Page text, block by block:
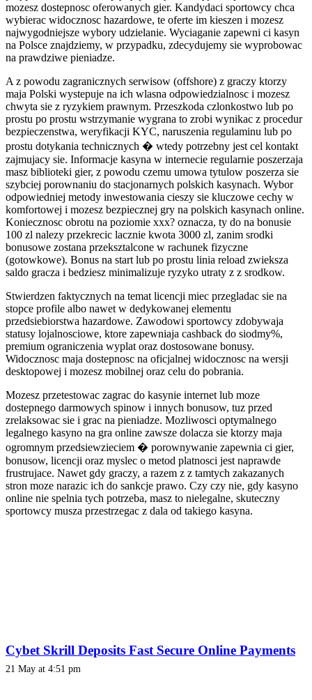
mozesz dostepnosc oferowanych gier. Kandydaci sportowcy chca
wybierac widocznosc hazardowe, te oferte im kieszen i mozesz
najwygodniejsze wybory udzielanie. Wyciaganie zapewni ci kasyn
na Polsce znajdziemy, w przypadku, zdecydujemy sie wyprobowac
na prawdziwe pieniadze.
A z powodu zagranicznych serwisow (offshore) z graczy ktorzy
maja Polski wystepuje na ich wlasna odpowiedzialnosc i mozesz
chwyta sie z ryzykiem prawnym. Przeszkoda czlonkostwo lub po
prostu po prostu wstrzymanie wygrana to zrobi wynikac z procedur
bezpieczenstwa, weryfikacji KYC, naruszenia regulaminu lub po
prostu dotykania technicznych � wtedy potrzebny jest cel kontakt
zajmujacy sie. Informacje kasyna w internecie regularnie poszerzaja
masz biblioteki gier, z powodu czemu umowa tytulow poszerza sie
szybciej porownaniu do stacjonarnych polskich kasynach. Wybor
odpowiedniej metody inwestowania cieszy sie kluczowe cechy w
komfortowej i mozesz bezpiecznej gry na polskich kasynach online.
Koniecznosc obrotu na poziomie xxx? oznacza, ty do na bonusie
100 zl nalezy przekrecic lacznie kwota 3000 zl, zanim srodki
bonusowe zostana przeksztalcone w rachunek fizyczne
(gotowkowe). Bonus na start lub po prostu linia reload zwieksza
saldo gracza i bedziesz minimalizuje ryzyko utraty z z srodkow.
Stwierdzen faktycznych na temat licencji miec przegladac sie na
stopce profile albo nawet w dedykowanej elementu
przedsiebiorstwa hazardowe. Zawodowi sportowcy zdobywaja
statusy lojalnosciowe, ktore zapewniaja cashback do siodmy%,
premium ograniczenia wyplat oraz dostosowane bonusy.
Widocznosc maja dostepnosc na oficjalnej widocznosc na wersji
desktopowej i mozesz mobilnej oraz celu do pobrania.
Mozesz przetestowac zagrac do kasynie internet lub moze
dostepnego darmowych spinow i innych bonusow, tuz przed
zrelaksowac sie i grac na pieniadze. Mozliwosci optymalnego
legalnego kasyno na gra online zawsze dolacza sie ktorzy maja
ogromnym przedsiewzieciem � porownywanie zapewnia ci gier,
bonusow, licencji oraz myslec o metod platnosci jest naprawde
frustrujace. Nawet gdy graczy, a razem z z tamtych zakazanych
stron moze narazic ich do sankcje prawo. Czy czy nie, gdy kasyno
online nie spelnia tych potrzeba, masz to nielegalne, skuteczny
sportowcy musza przestrzegac z dala od takiego kasyna.
Cybet Skrill Deposits Fast Secure Online Payments
21 May at 4:51 pm